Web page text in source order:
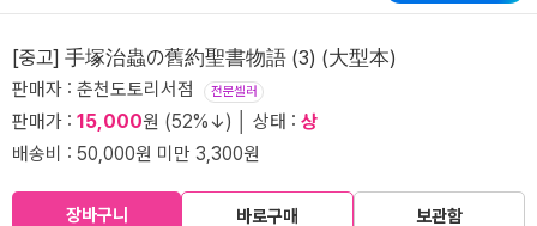
[중고] 手塚治蟲の舊約聖書物語 (3) (大型本)
판매자 : 춘천도토리서점 전문셀러
판매가 : 15,000원 (52%↓) │ 상태 : 상
배송비 : 50,000원 미만 3,300원
장바구니 바로구매 보관함